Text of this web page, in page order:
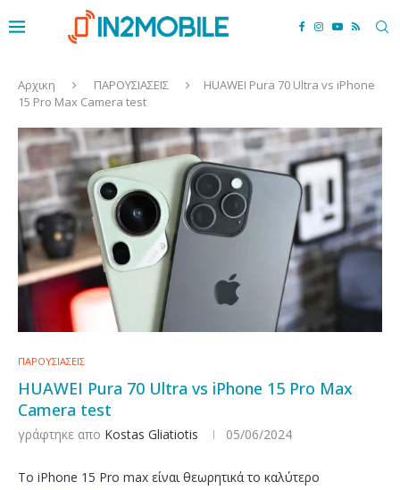
Αρχικη ΠΑΡΟΥΣΙΑΣΕΙΣ
HUAWEI Pura 70 Ultra vs iPhone
15 Pro Max Camera test
ΠΑΡΟΥΣΙΑΣΕΙΣ
HUAWEI Pura 70 Ultra vs iPhone 15 Pro Max
Camera test
γράφτηκε απο Kostas Gliatiotis 05/06/2024
Το iPhone 15 Pro max είναι θεωρητικά το καλύτερο